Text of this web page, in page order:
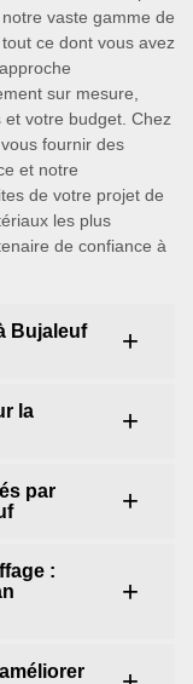
vaste gamme de
ce dont vous avez
sur mesure,
votre budget. Chez
fournir des
et notre
de votre projet de
les plus
de confiance à
Bujaleuf
la
par
: